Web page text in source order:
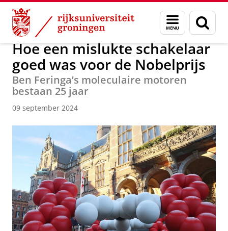
Skip
Content
Skip
Navigation
Menu
en
zoeken
Over ons Faculty of Science and Engineering Nieuws
Hoe een mislukte schakelaar
goed was voor de Nobelprijs
Ben Feringa’s moleculaire motoren
bestaan 25 jaar
09 september 2024